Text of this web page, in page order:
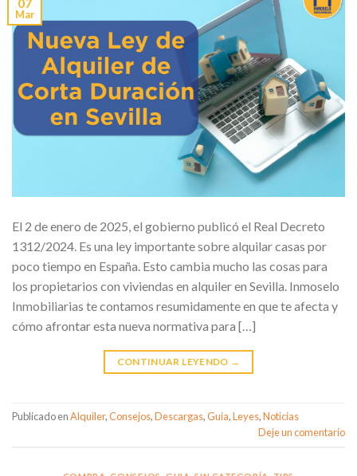
Mar
El 2 de enero de 2025, el gobierno publicó el Real Decreto
1312/2024. Es una ley importante sobre alquilar casas por
poco tiempo en España. Esto cambia mucho las cosas para
los propietarios con viviendas en alquiler en Sevilla. Inmoselo
Inmobiliarias te contamos resumidamente en que te afecta y
cómo afrontar esta nueva normativa para […]
CONTINUAR LEYENDO →
Publicado enAlquiler,Consejos,Descargas,Guia,Leyes,Noticias
Deje un comentario